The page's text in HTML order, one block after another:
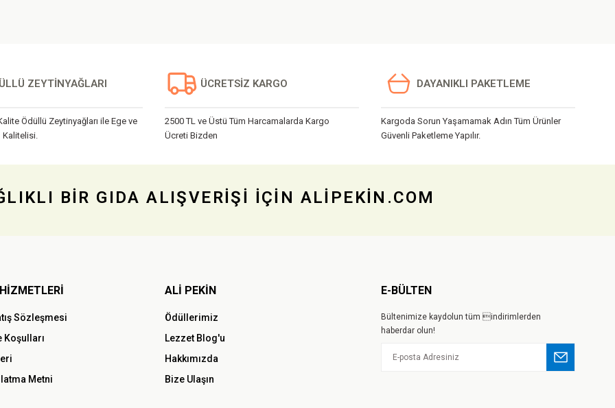
ZEYTİNYAĞLARI
Ödüllü Zeytinyağları ile Ege ve
Kalitelisi.
ÜCRETSİZ KARGO
2500 TL ve Üstü Tüm Harcamalarda Kargo
Ücreti Bizden
DAYANIKLI PAKETLEME
Kargoda Sorun Yaşamamak Adın Tüm Ürünler
Güvenli Paketleme Yapılır.
BİR GIDA ALIŞVERİŞİ İÇİN ALİPEKİN.COM
Sözleşmesi
Koşulları
Metni
ALİ PEKİN
Ödüllerimiz
Lezzet Blog'u
Hakkımızda
Bize Ulaşın
E-BÜLTEN
Bültenimize kaydolun tüm indirimlerden
haberdar olun!